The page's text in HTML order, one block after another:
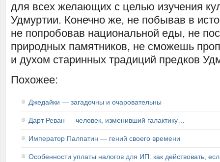
для всех желающих с целью изучения
Удмуртии. Конечно же, не побывав в
не попробовав национальной еды, не
природных памятников, не сможешь
и духом старинных традиций предков
Похожее:
Джедайки — загадочны и очаровательны
Дарт Реван — человек, изменивший галактику…
Император Палпатин — гений своего времени
Особенности уплаты налогов для ИП: как действовать,